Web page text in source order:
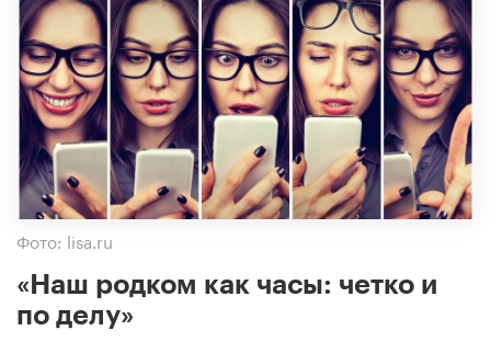
Фото: lisa.ru
«Наш родком как часы: четко и
по делу»